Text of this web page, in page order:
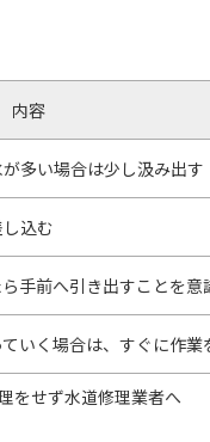
内容
多い場合は少し汲み出す
込む
手前へ引き出すことを意
いく場合は、すぐに作業
をせず水道修理業者へ